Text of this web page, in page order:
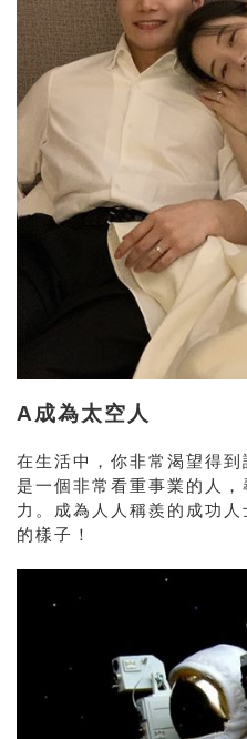
A成為太空人
在生活中，你非常渴望得
是一個非常看重事業的人
力。成為人人稱羨的成功
的樣子！